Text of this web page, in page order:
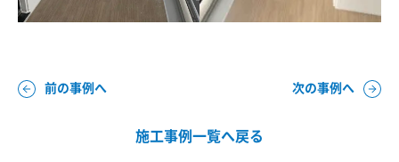
前の事例へ 次の事例へ
施工事例一覧へ戻る